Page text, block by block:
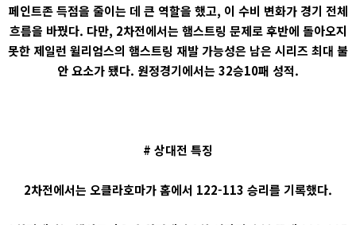
페인트존 득점을 줄이는 데 큰 역할을 했고, 이 수비 변화가 경기 전체
흐름을 바꿨다. 다만, 2차전에서는 햄스트링 문제로 후반에 돌아오지
못한 제일런 윌리엄스의 햄스트링 재발 가능성은 남은 시리즈 최대 불
안 요소가 됐다. 원정경기에서는 32승10패 성적.
# 상대전 특징
2차전에서는 오클라호마가 홈에서 122-113 승리를 기록했다.